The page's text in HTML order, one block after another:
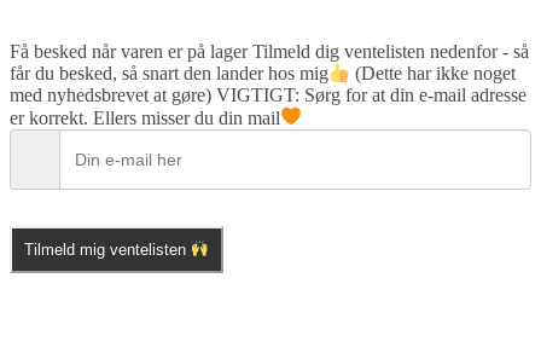
Få besked når varen er på lagerTilmeld dig ventelisten nedenfor - så
får du besked, så snart den lander hos mig
(Dette har ikke noget
med nyhedsbrevet at gøre) VIGTIGT: Sørg for at din e-mail adresse
er korrekt. Ellers misser du din mail
Tilmeld mig ventelisten